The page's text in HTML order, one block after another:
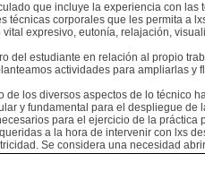
que incluye la experiencia con
corporales que les permita a
expresivo, eutonía, relajación,
estudiante en relación al propio
actividades para ampliarlas
los diversos aspectos de lo técnico
y fundamental para el despliegue
para el ejercicio de la
a la hora de intervenir con lxs
Se considera una necesidad